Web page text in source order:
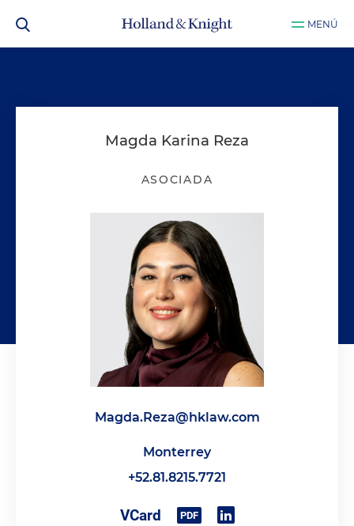
MENÚ
Magda Karina Reza
ASOCIADA
Magda.Reza@hklaw.com
Monterrey
+52.81.8215.7721